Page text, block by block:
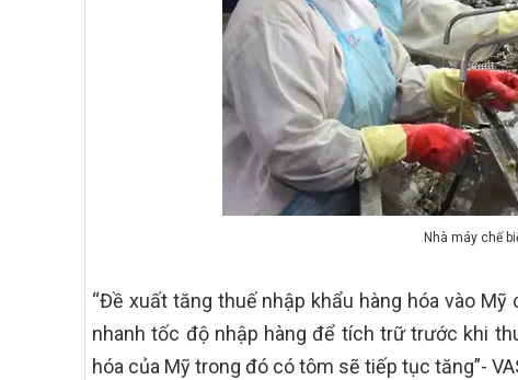
Nhà máy chế
“Đề xuất tăng thuế nhập khẩu hàng hóa vào
nhanh tốc độ nhập hàng để tích trữ trước khi
hóa của Mỹ trong đó có tôm sẽ tiếp tục tăng”-